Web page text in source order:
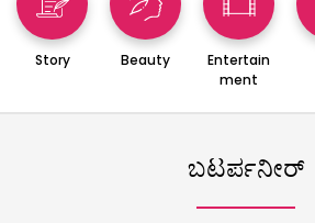
Story Beauty
Entertain
ment
ಬಟರ್ಪನೀರ್